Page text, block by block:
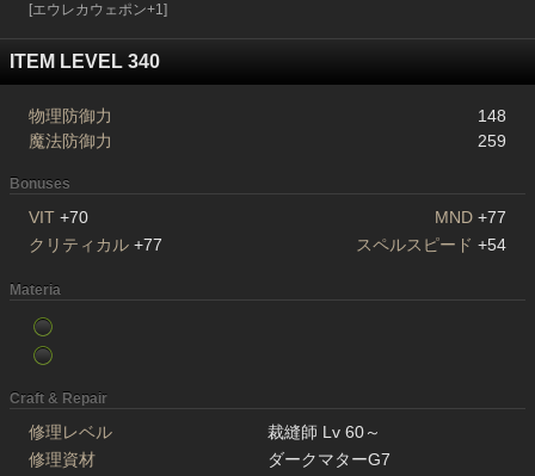
[エウレカウェポン+1]
ITEM LEVEL 340
物理防御力
148
魔法防御力
259
Bonuses
VIT +70 MND +77
クリティカル +77 スペルスピード +54
Materia
Craft & Repair
修理レベル
裁縫師 Lv 60～
修理資材
ダークマターG7